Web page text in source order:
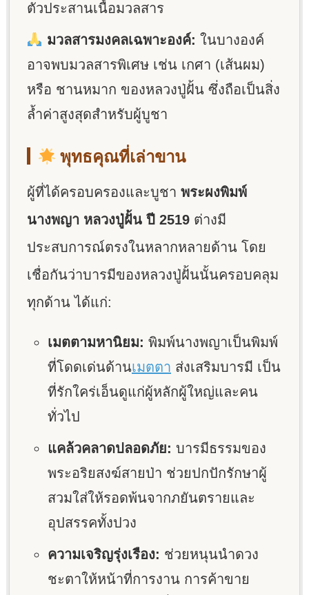
ตัวประสานเนื้อมวลสาร
มวลสารมงคลเฉพาะองค์: ในบางองค์
อาจพบมวลสารพิเศษ เช่น เกศา (เส้นผม)
หรือ ชานหมาก ของหลวงปู่ฝั้น ซึ่งถือเป็นสิ่ง
ล้ำค่าสูงสุดสำหรับผู้บูชา
พุทธคุณที่เล่าขาน
ผู้ที่ได้ครอบครองและบูชา พระผงพิมพ์
นางพญา หลวงปู่ฝั้น ปี 2519 ต่างมี
ประสบการณ์ตรงในหลากหลายด้าน โดย
เชื่อกันว่าบารมีของหลวงปู่ฝั้นนั้นครอบคลุม
ทุกด้าน ได้แก่:
เมตตามหานิยม: พิมพ์นางพญาเป็นพิมพ์
ที่โดดเด่นด้านเมตตา ส่งเสริมบารมี เป็น
ที่รักใคร่เอ็นดูแก่ผู้หลักผู้ใหญ่และคน
ทั่วไป
แคล้วคลาดปลอดภัย: บารมีธรรมของ
พระอริยสงฆ์สายป่า ช่วยปกปักรักษาผู้
สวมใส่ให้รอดพ้นจากภยันตรายและ
อุปสรรคทั้งปวง
ความเจริญรุ่งเรือง: ช่วยหนุนนำดวง
ชะตาให้หน้าที่การงาน การค้าขาย